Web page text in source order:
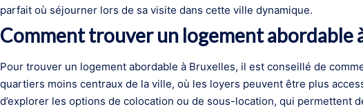
parfait où séjourner lors de sa visite dans cette ville dynamique.
Comment trouver un logement abordable
Pour trouver un logement abordable à Bruxelles, il est conseillé de
quartiers moins centraux de la ville, où les loyers peuvent être plus
d’explorer les options de colocation ou de sous-location, qui permettent